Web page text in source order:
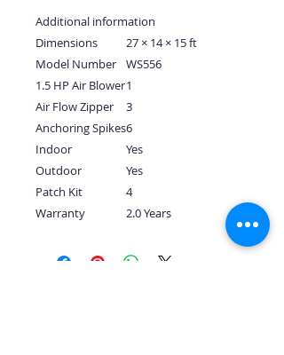
Additional information
Dimensions
27 × 14 × 15 ft
Model Number
WS556
1.5 HP Air Blower1
Air Flow Zipper
3
Anchoring Spikes6
Indoor
Yes
Outdoor
Yes
Patch Kit
4
Warranty
2.0 Years